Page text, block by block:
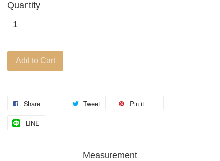
Quantity
Add to Cart
Share Tweet Pin it
LINE
Measurement